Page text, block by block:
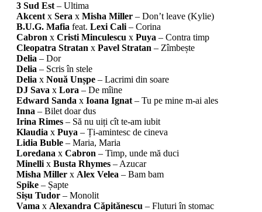
3 Sud Est – Ultima
Akcent x Sera x Misha Miller – Don’t leave (Kylie)
B.U.G. Mafia feat. Lexi Cali – Corina
Cabron x Cristi Minculescu x Puya – Contra timp
Cleopatra Stratan x Pavel Stratan – Zîmbește
Delia – Dor
Delia – Scris în stele
Delia x Nouă Unșpe – Lacrimi din soare
DJ Sava x Lora – De mîine
Edward Sanda x Ioana Ignat – Tu pe mine m-ai ales
Inna – Bilet doar dus
Irina Rimes – Să nu uiți cît te-am iubit
Klaudia x Puya – Ți-amintesc de cineva
Lidia Buble – Maria, Maria
Loredana x ‪Cabron ‬ – Timp, unde mă duci
Minelli x Busta Rhymes – Azucar
Misha Miller x ‪ Alex Velea‬ – Bam bam
Spike – Șapte
Sișu Tudor – Monolit
Vama x Alexandra Căpitănescu – Fluturi în stomac